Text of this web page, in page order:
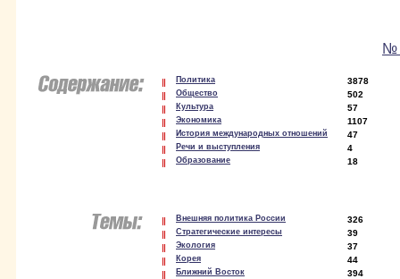
№
Политика 3878
Общество 502
Культура 57
Экономика 1107
История международных отношений 47
Речи и выступления 4
Образование 18
Внешняя политика России 326
Стратегические интересы 39
Экология 37
Корея 44
Ближний Восток 394